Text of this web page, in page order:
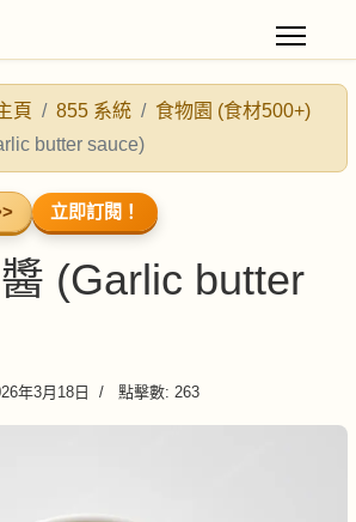
頁 855 系統
食物園 (食材500+)
butter sauce)
立即訂閱！
(Garlic butter
年3月18日 點擊數: 263